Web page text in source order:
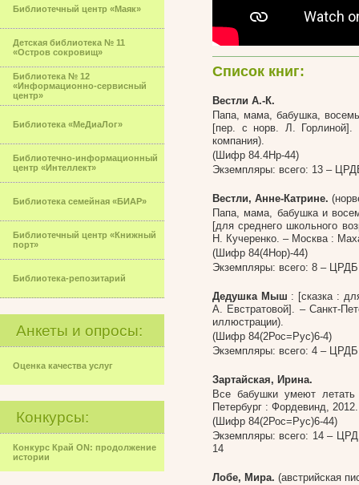
Библиотечный центр «Маяк»
Детская библиотека № 11
«Остров сокровищ»
Библиотека № 12
«Информационно-сервисный
центр»
Библиотека «МеДиаЛог»
Библиотечно-информационный
центр «Интеллект»
Библиотека семейная «БИАР»
Библиотечный центр «Книжный
порт»
Библиотека-репозитарий
Анкеты и опросы:
Оценка качества услуг
Конкурсы:
Конкурс Край ON: продолжение
истории
Список книг:
Вестли А.-К.
Папа, мама, бабушка,
[пер. с норв. Л.
компания).
(Шифр 84.4Нр-44)
Экземпляры: всего: 13 –
Вестли, Анне-Катрине.
Папа, мама, бабушка и
[для среднего школьного
Н. Кучеренко. – Москва :
(Шифр 84(4Нор)-44)
Экземпляры: всего: 8 –
Дедушка Мыш : [сказка :
А. Евстратовой]. – Санкт-
иллюстрации).
(Шифр 84(2Рос=Рус)6-4)
Экземпляры: всего: 4 –
Зартайская, Ирина.
Все бабушки умеют
Петербург : Фордевинд,
(Шифр 84(2Рос=Рус)6-44)
Экземпляры: всего: 14 –
14
Лобе, Мира. (австрийская